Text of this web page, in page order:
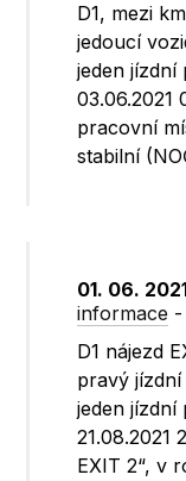
D1, mezi
jedoucí
jeden jízdní
03.06.2021
pracovní
stabilní
01. 06.
informace
D1 nájezd
pravý
jeden jízdní
21.08.2021
EXIT 2“, v